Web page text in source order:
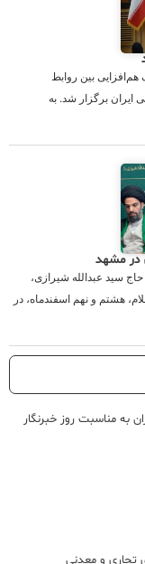
بین روابط
ایران برگزار شد. به
در مشهد
سید عبدالله شیرازی،
هشتم و نهم اسفندماه، در
به مناسبت روز خبرنگار
تجاری و معدنی